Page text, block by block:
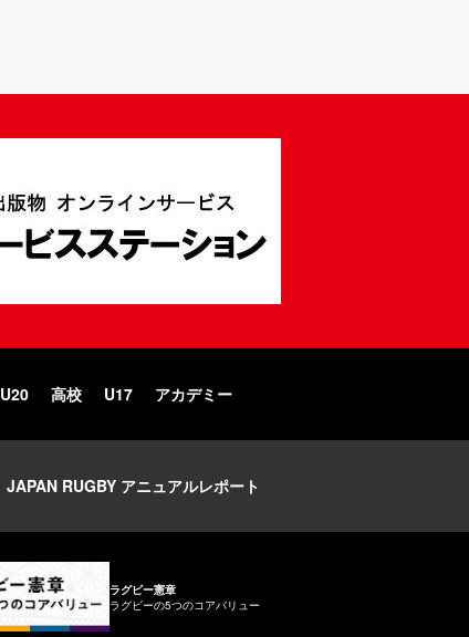
U20 高校 U17 アカデミー
JAPAN RUGBY アニュアルレポート
ラグビー憲章
ラグビーの5つのコアバリュー